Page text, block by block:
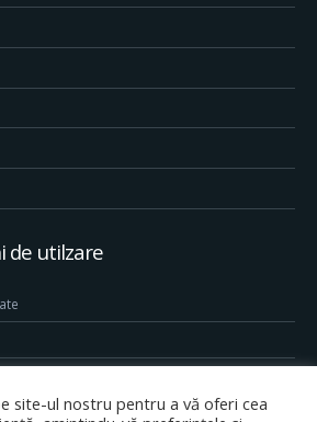
de utilzare
site
site-ul nostru pentru a vă oferi cea